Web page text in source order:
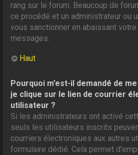
rang sur le forum. Beaucoup de
ce procédé et un administrateur ou
vous sanctionner en abaissant
messages.
Haut
Pourquoi m’est-il demandé de
je clique sur le lien de courrier
utilisateur ?
Si les administrateurs ont activé
seuls les utilisateurs inscrits
courriers électroniques aux autres
formulaire dédié. Cela permet